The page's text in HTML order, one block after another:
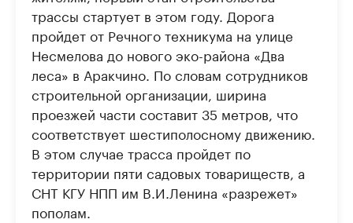
трассы стартует в этом году. Дорога
пройдет от Речного техникума на улице
Несмелова до нового эко-района «Два
леса» в Аракчино. По словам сотрудников
строительной организации, ширина
проезжей части составит 35 метров, что
соответствует шестиполосному движению.
В этом случае трасса пройдет по
территории пяти садовых товариществ, а
СНТ КГУ НПП им В.И.Ленина «разрежет»
пополам.